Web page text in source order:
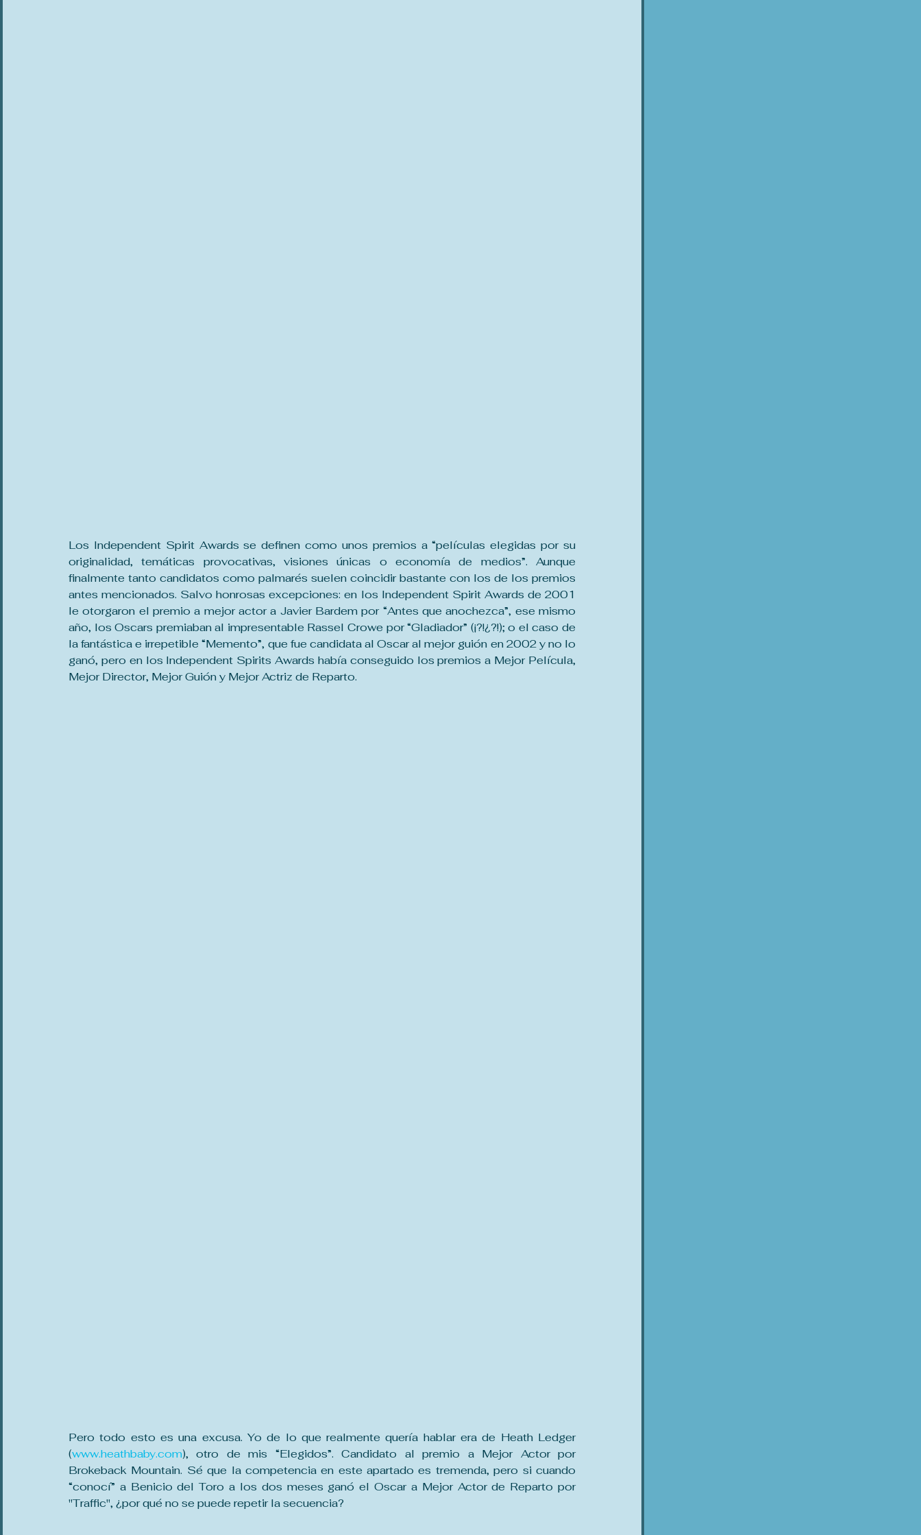
Los Independent Spirit Awards se definen como unos premios a “películas elegidas por su
originalidad, temáticas provocativas, visiones únicas o economía de medios”. Aunque
finalmente tanto candidatos como palmarés suelen coincidir bastante con los de los premios
antes mencionados. Salvo honrosas excepciones: en los Independent Spirit Awards de 2001
le otorgaron el premio a mejor actor a Javier Bardem por “Antes que anochezca”, ese mismo
año, los Oscars premiaban al impresentable Rassel Crowe por “Gladiador” (¡?!¿?!); o el caso de
la fantástica e irrepetible “Memento”, que fue candidata al Oscar al mejor guión en 2002 y no lo
ganó, pero en los Independent Spirits Awards había conseguido los premios a Mejor Película,
Mejor Director, Mejor Guión y Mejor Actriz de Reparto.
Pero todo esto es una excusa. Yo de lo que realmente quería hablar era de Heath Ledger
(www.heathbaby.com), otro de mis “Elegidos”. Candidato al premio a Mejor Actor por
Brokeback Mountain. Sé que la competencia en este apartado es tremenda, pero si cuando
“conocí” a Benicio del Toro a los dos meses ganó el Oscar a Mejor Actor de Reparto por
"Traffic", ¿por qué no se puede repetir la secuencia?